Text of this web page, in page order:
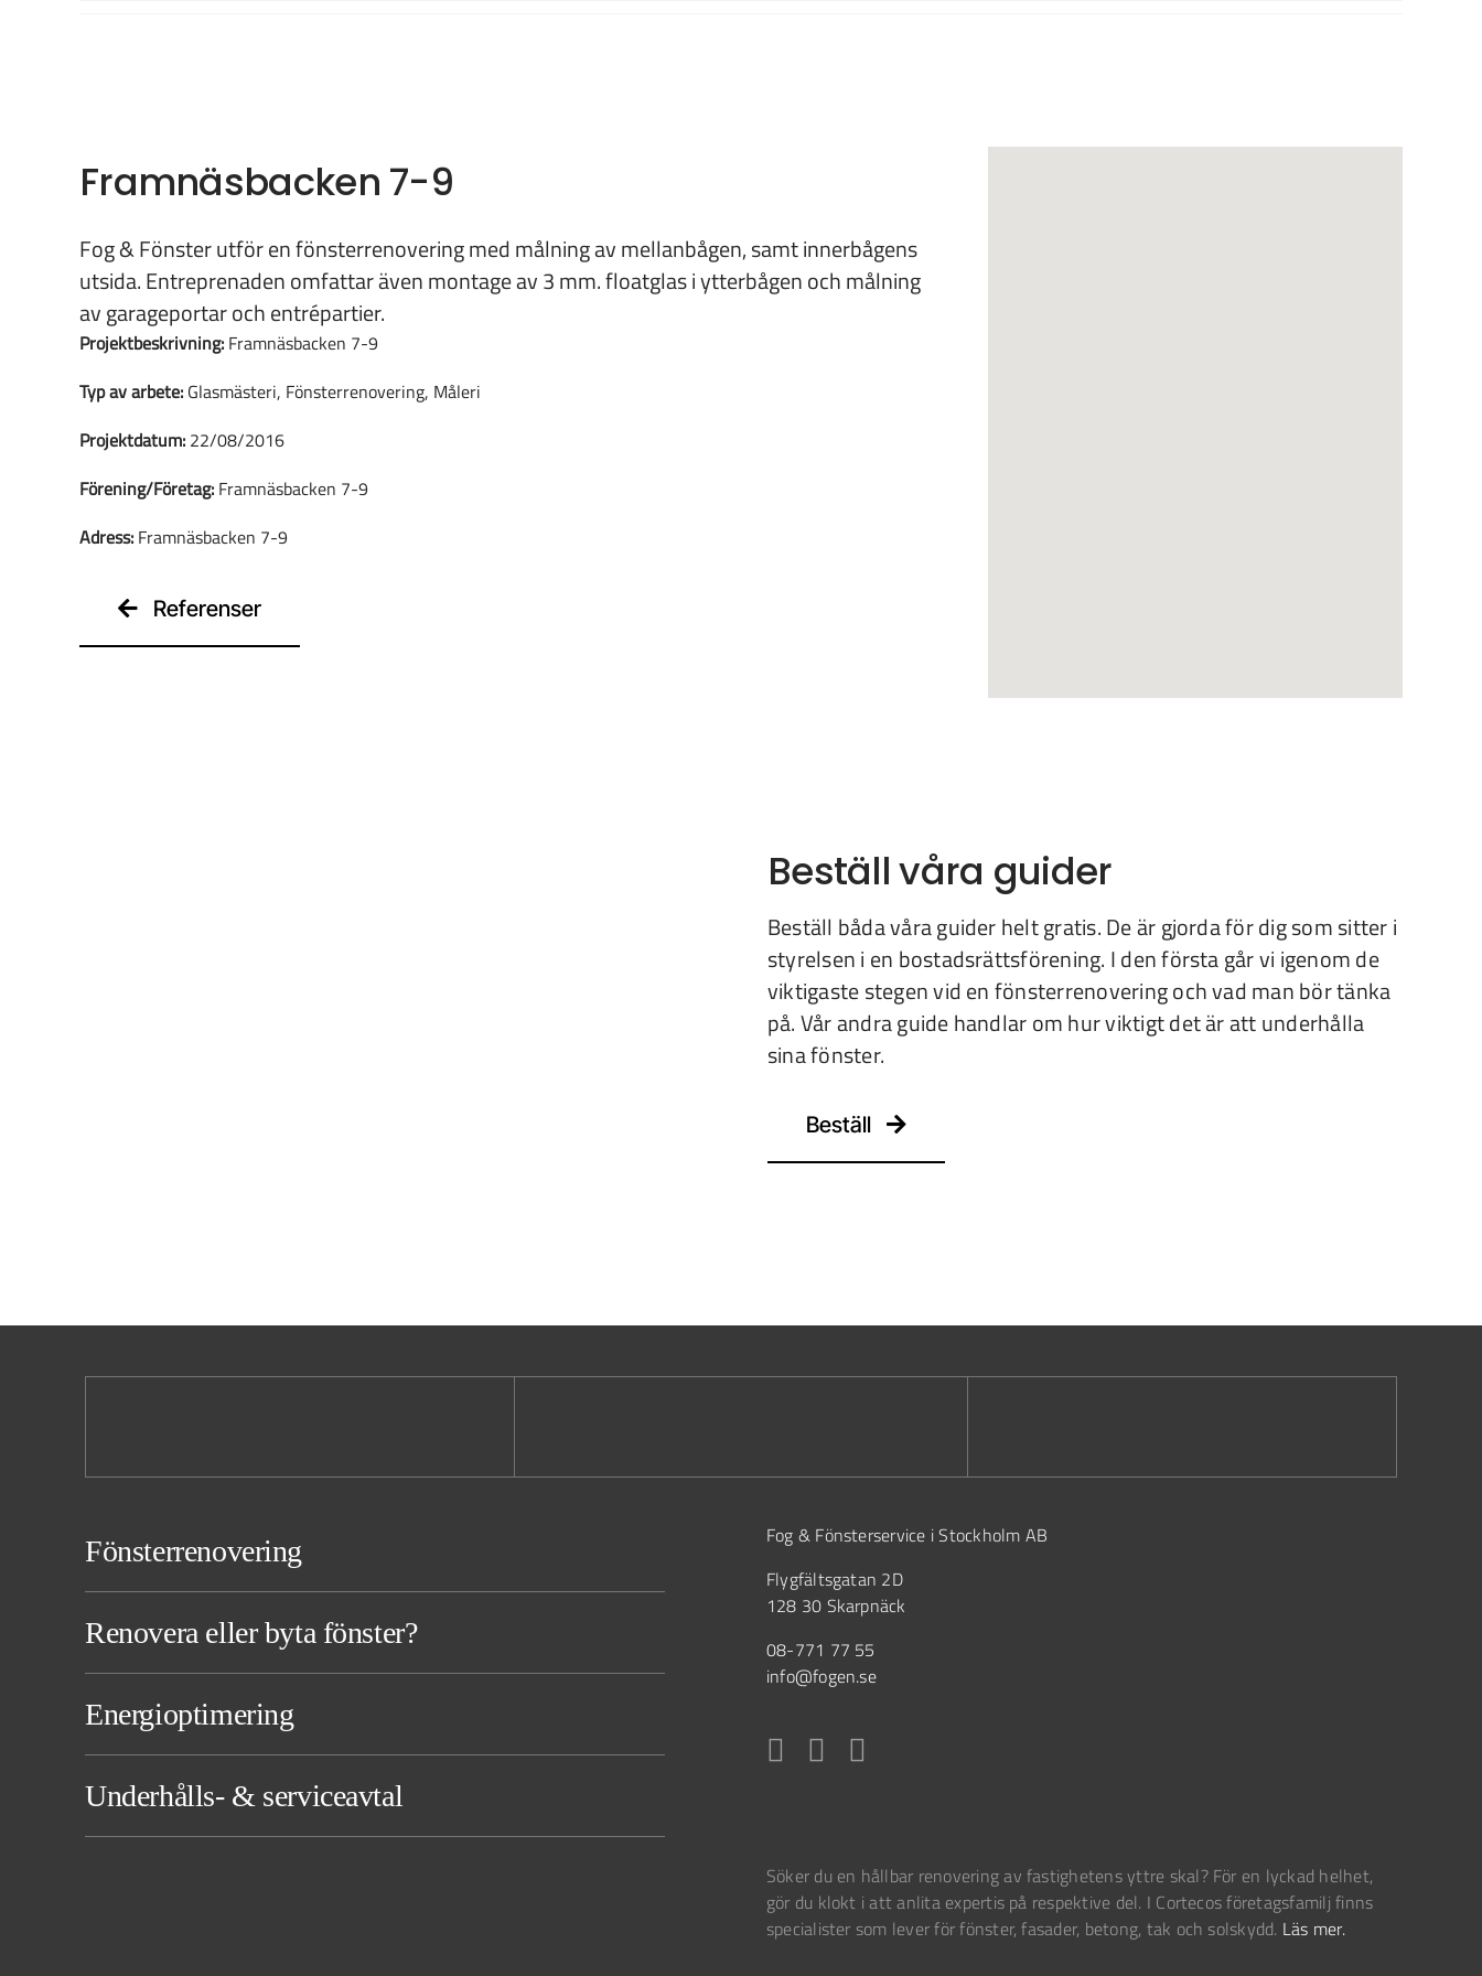
Framnäsbacken 7-9
Fog & Fönster utför en fönsterrenovering med målning av mellanbågen, samt innerbågens
utsida. Entreprenaden omfattar även montage av 3 mm. floatglas i ytterbågen och målning
av garageportar och entrépartier.
Projektbeskrivning:Framnäsbacken 7-9
Typ av arbete:Glasmästeri, Fönsterrenovering, Måleri
Projektdatum:22/08/2016
Förening/Företag:Framnäsbacken 7-9
Adress:Framnäsbacken 7-9
Referenser
Beställ våra guider
Beställ båda våra guider helt gratis. De är gjorda för dig som sitter i
styrelsen i en bostadsrättsförening. I den första går vi igenom de
viktigaste stegen vid en fönsterrenovering och vad man bör tänka
på. Vår andra guide handlar om hur viktigt det är att underhålla
sina fönster.
Beställ
Fönsterrenovering
Renovera eller byta fönster?
Energioptimering
Underhålls- & serviceavtal
Fog & Fönsterservice i Stockholm AB
Flygfältsgatan 2D
128 30 Skarpnäck
08-771 77 55
info@fogen.se
Söker du en hållbar renovering av fastighetens yttre skal? För en lyckad helhet,
gör du klokt i att anlita expertis på respektive del. I Cortecos företagsfamilj finns
specialister som lever för fönster, fasader, betong, tak och solskydd. Läs mer.